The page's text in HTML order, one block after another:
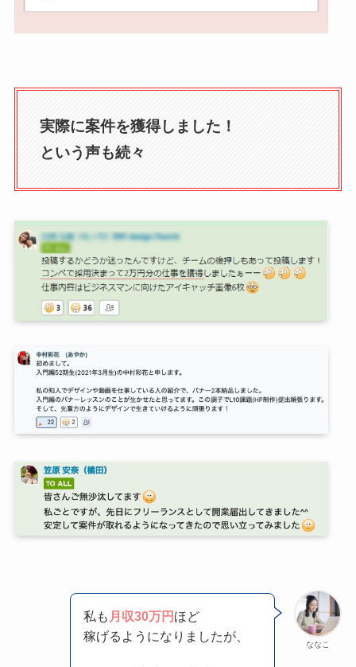
実際に案件を獲得しました！
という声も続々
ななこ
私も 月収30万円 ほど
稼げるようになりましたが、